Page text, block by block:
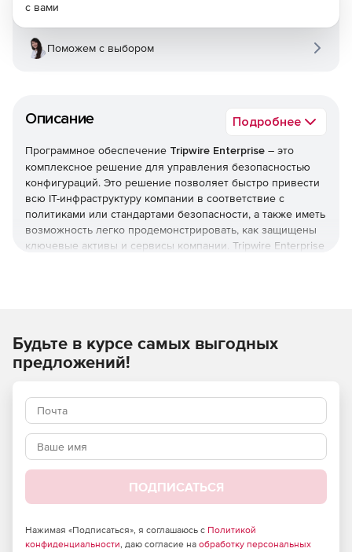
Описание Подробнее
Программное обеспечение Tripwire Enterprise – это
комплексное решение для управления безопасностью
конфигураций. Это решение позволяет быстро привести
всю IT-инфраструктуру компании в соответствие с
политиками или стандартами безопасности, а также иметь
возможность легко продемонстрировать, как защищены
ключевые активы и сервисы компании. Tripwire Enterprise
Tripwire Enterprise состоит из трех компонентов, каждый
из которых оптимизирован для выполнения конкретной
задачи, а вместе, благодаря тесной интеграции, они
энтерпрайз-уровня.
Policy Manager предназначен для управления
политиками, определяющими доверенное состояние
300 политик, определяющих доверенное состояние в
соответствии с международными отраслевыми
систем и сервисов в плане доступности и
производительности. Помимо этого можно создать
с вами
Поможем с выбором
Будьте в курсе самых выгодных
предложений!
ПОДПИСАТЬСЯ
Нажимая «Подписаться», я соглашаюсь с Политикой
конфиденциальности, даю согласие на обработку персональных